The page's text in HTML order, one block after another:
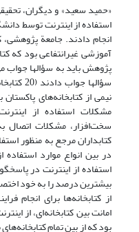
«حمید سعید» و دیگران،
استفاده از اینترنت توسط
آموزشی غیرانتفاعی بود که
سؤالها
نیمی از کتابخانه‌های
مشکلات استفاده از
سخت‌افزار، مشکلات اتصال
کتابداران مرجع به منظور
در بین انواع موارد استفاده
استفاده از اینترنت در
از کتابخانه‌ها برای انجام
امانت بین کتابخانه‌ای، از
بود که از بین تمام